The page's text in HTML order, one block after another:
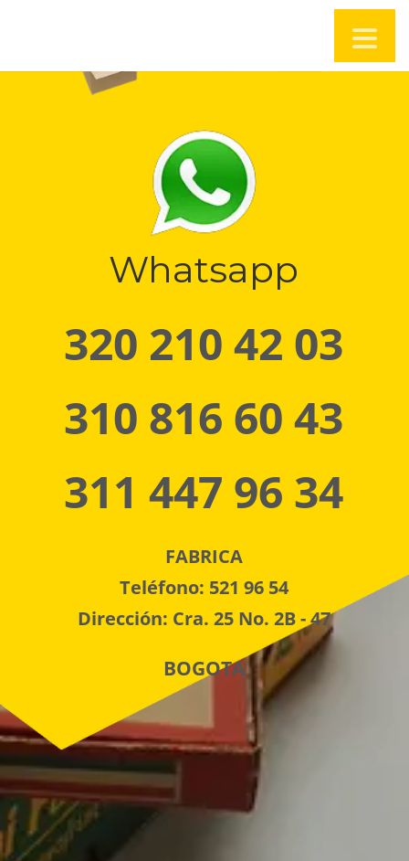
Whatsapp
320 210 42 03
310 816 60 43
311 447 96 34
FABRICA
Teléfono: 521 96 54
Dirección: Cra. 25 No. 2B - 47
BOGOTA